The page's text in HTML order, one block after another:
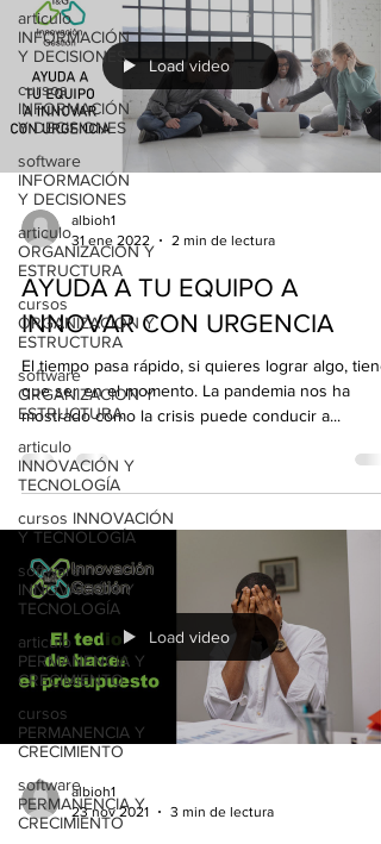
articulo
INFORMACIÓN
Y DECISIONES
cursos
INFORMACIÓN
Y DECISIONES
software
INFORMACIÓN
Y DECISIONES
articulo
ORGANIZACION Y
ESTRUCTURA
cursos
ORGANIZACION Y
ESTRUCTURA
software
ORGANIZACION Y
ESTRUCTURA
articulo
INNOVACIÓN Y
TECNOLOGÍA
cursos INNOVACIÓN
Y TECNOLOGÍA
software
INNOVACIÓN Y
TECNOLOGÍA
articulo
PERMANENCIA Y
CRECIMIENTO
cursos
PERMANENCIA Y
CRECIMIENTO
software
PERMANENCIA Y
CRECIMIENTO
Load video
albioh1
31 ene 2022
2 min de lectura
AYUDA A TU EQUIPO A
INNOVAR CON URGENCIA
El tiempo pasa rápido, si quieres lograr algo, tiene
que ser en el momento. La pandemia nos ha
mostrado cómo la crisis puede conducir a...
Load video
albioh1
23 nov 2021
3 min de lectura